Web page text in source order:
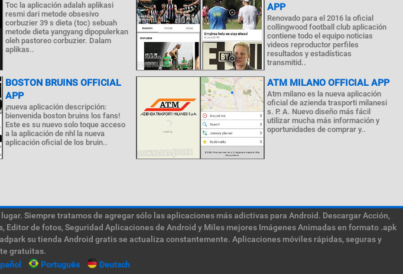
Toc la aplicación adalah aplikasi
resmi dari metode obsesivo
corbuzier 39 s dieta (toc) sebuah
metode dieta yangyang dipopulerkan
oleh pastoreo corbuzier. Dalam
aplikas..
APP
Renovado para el 2016 la oficial
collingwood football club aplicación
contiene todo el equipo noticias
videos reproductor perfiles
resultados y estadísticas
transmitid..
BOSTON BRUINS OFFICIAL
APP
¡nueva aplicación descripción:
bienvenida boston bruins los fans!
Este es su nuevo solo toque acceso
a la aplicación de nhl la nueva
aplicación oficial de los bruin..
ATM MILANO OFFICIAL APP
Atm milano es la nueva aplicación
oficial de azienda trasporti milanesi
s. P. A. Nuevo diseño más fácil
utilizar mucha más información y
oportunidades de comprar y..
Siempre tratamos de agregar sólo las aplicaciones más adictivas para Android. Descargar Acción,
de fotos, Seguridad Aplicaciones de Android y Miles mejores Imágenes Animadas en formato .apk
su tienda Android gratis se actualiza constantemente. Aplicaciones móviles rápidas, seguras y
gratuitas.
Português
Deutsch